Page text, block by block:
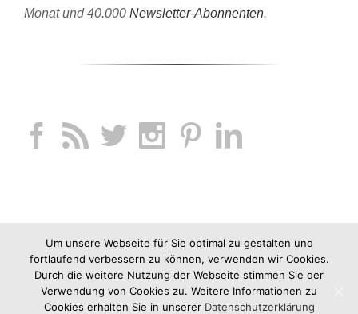
Monat und 40.000 Newsletter-Abonnenten.
Um unsere Webseite für Sie optimal zu gestalten und
fortlaufend verbessern zu können, verwenden wir Cookies.
Durch die weitere Nutzung der Webseite stimmen Sie der
Verwendung von Cookies zu. Weitere Informationen zu
Cookies erhalten Sie in unserer Datenschutzerklärung